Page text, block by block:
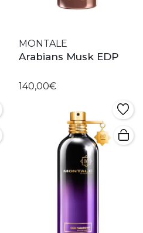
MONTALE
Arabians Musk EDP
140,00€